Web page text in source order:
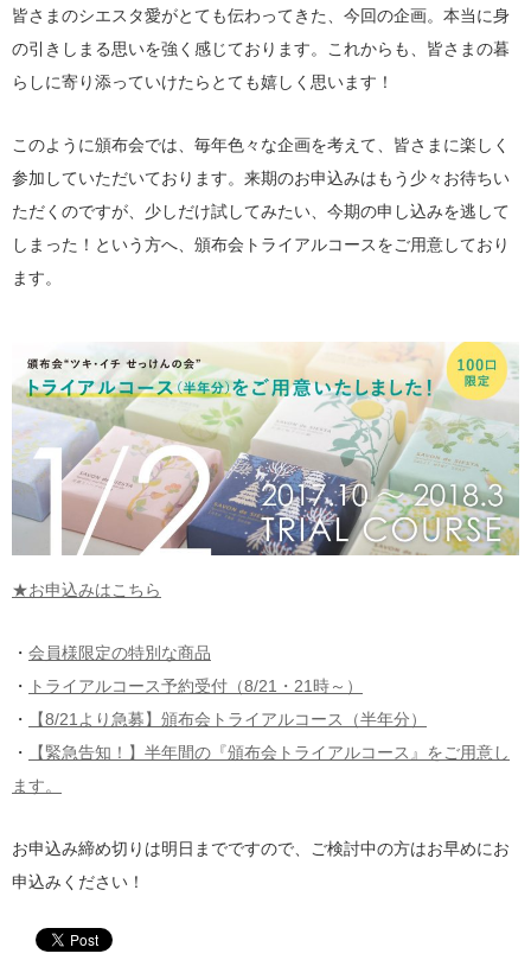
皆さまのシエスタ愛がとても伝わってきた、今回の企画。本当に身
の引きしまる思いを強く感じております。これからも、皆さまの暮
らしに寄り添っていけたらとても嬉しく思います！
このように頒布会では、毎年色々な企画を考えて、皆さまに楽しく
参加していただいております。来期のお申込みはもう少々お待ちい
ただくのですが、少しだけ試してみたい、今期の申し込みを逃して
しまった！という方へ、頒布会トライアルコースをご用意しており
ます。
★お申込みはこちら
・ 会員様限定の特別な商品
・
トライアルコース予約受付（8/21・21時～）
・
【8/21より急募】頒布会トライアルコース（半年分）
・
【緊急告知！】半年間の『頒布会トライアルコース』をご用意し
ます。
お申込み締め切りは明日までですので、ご検討中の方はお早めにお
申込みください！